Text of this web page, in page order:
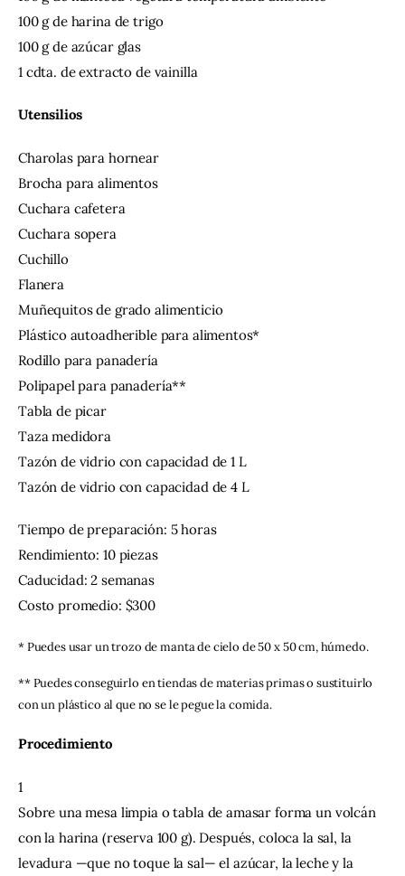
100 g de harina de trigo
100 g de azúcar glas
1 cdta. de extracto de vainilla
Utensilios
Charolas para hornear
Brocha para alimentos
Cuchara cafetera
Cuchara sopera
Cuchillo
Flanera
Muñequitos de grado alimenticio
Plástico autoadherible para alimentos*
Rodillo para panadería
Polipapel para panadería**
Tabla de picar
Taza medidora
Tazón de vidrio con capacidad de 1 L
Tazón de vidrio con capacidad de 4 L
Tiempo de preparación: 5 horas
Rendimiento: 10 piezas
Caducidad: 2 semanas
Costo promedio: $300
* Puedes usar un trozo de manta de cielo de 50 x 50 cm, húmedo.
** Puedes conseguirlo en tiendas de materias primas o sustituirlo
con un plástico al que no se le pegue la comida.
Procedimiento
1
Sobre una mesa limpia o tabla de amasar forma un volcán
con la harina (reserva 100 g). Después, coloca la sal, la
levadura —que no toque la sal— el azúcar, la leche y la